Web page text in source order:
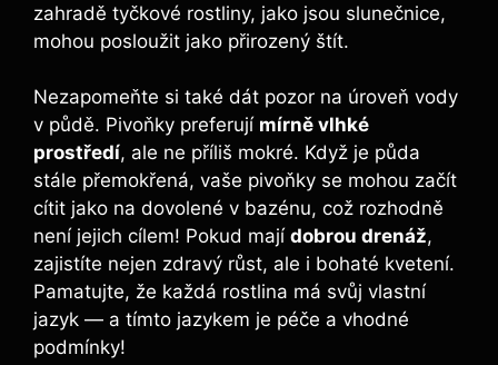
zahradě tyčkové rostliny, jako jsou slunečnice,
mohou posloužit‍ jako přirozený štít.
Nezapomeňte si také dát pozor na ‌úroveň vody
v ‍půdě.‍ Pivoňky preferují mírně vlhké
prostředí, ale ne příliš⁣ mokré. Když je půda
stále‍ přemokřená, vaše pivoňky se mohou začít
cítit jako⁤ na dovolené v bazénu, což ‌rozhodně
není jejich cílem! Pokud mají dobrou drenáž,
⁣zajistíte​ nejen zdravý‍ růst, ale i bohaté kvetení.
Pamatujte, že⁤ každá rostlina má svůj vlastní
jazyk ⁤— a tímto jazykem je péče a vhodné
podmínky!